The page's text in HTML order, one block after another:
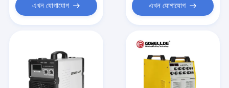
ভিডিও
এখন যোগাযোগ এখন যোগাযোগ